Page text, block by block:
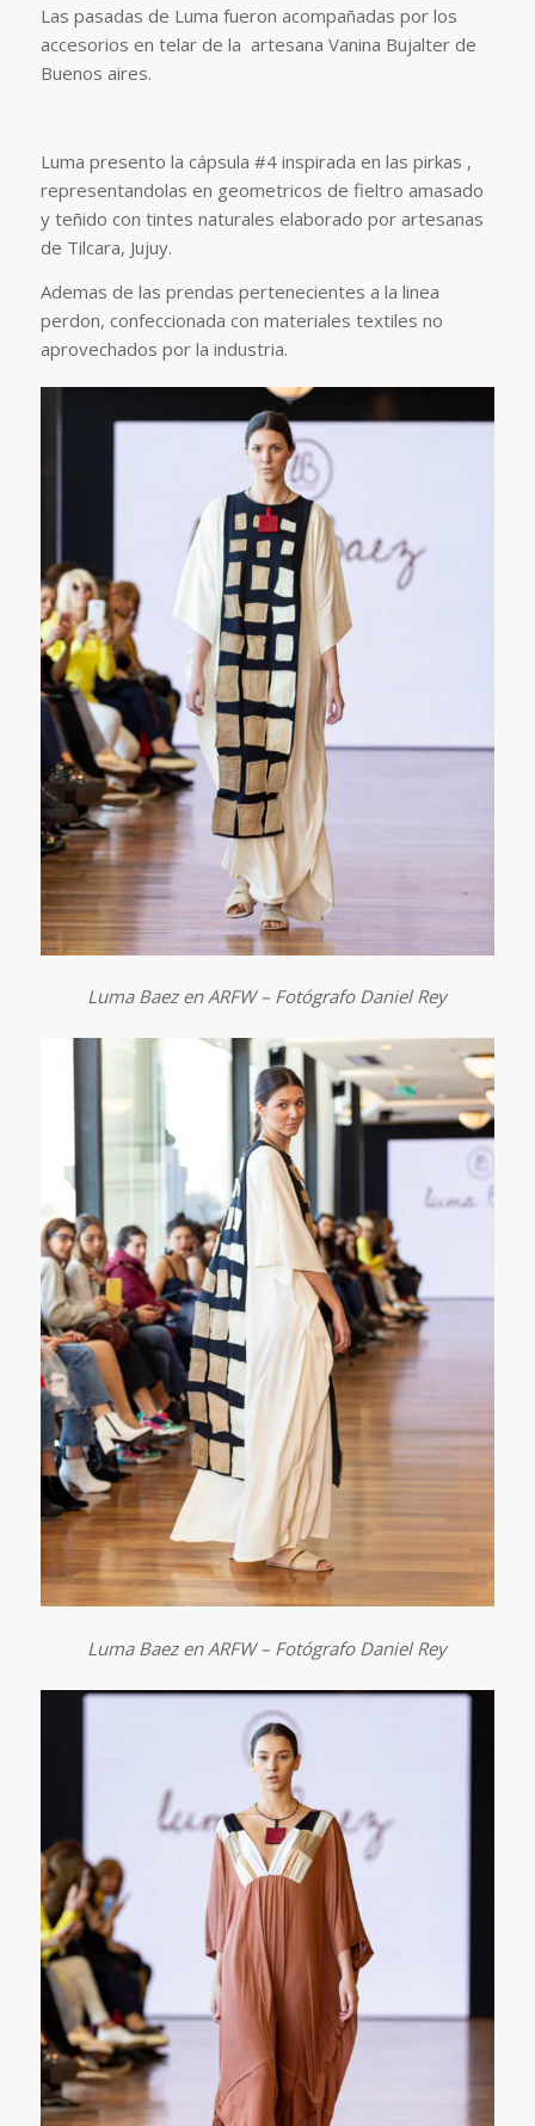
Las pasadas de Luma fueron acompañadas por los
accesorios en telar de la artesana Vanina Bujalter de
Buenos aires.
Luma presento la cápsula #4 inspirada en las pirkas ,
representandolas en geometricos de fieltro amasado
y teñido con tintes naturales elaborado por artesanas
de Tilcara, Jujuy.
Ademas de las prendas pertenecientes a la linea
perdon, confeccionada con materiales textiles no
aprovechados por la industria.
Luma Baez en ARFW – Fotógrafo Daniel Rey
Luma Baez en ARFW – Fotógrafo Daniel Rey